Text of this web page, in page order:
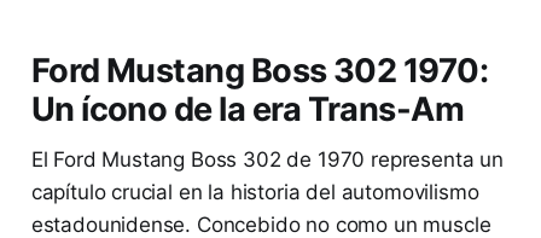
Ford Mustang Boss 302 1970:
Un ícono de la era Trans-Am
El Ford Mustang Boss 302 de 1970 representa un
capítulo crucial en la historia del automovilismo
estadounidense. Concebido no como un muscle